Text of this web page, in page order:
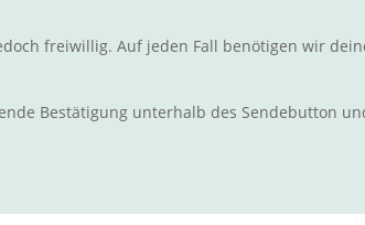
freiwillig. Auf jeden Fall benötigen wir
Bestätigung unterhalb des Sendebutton